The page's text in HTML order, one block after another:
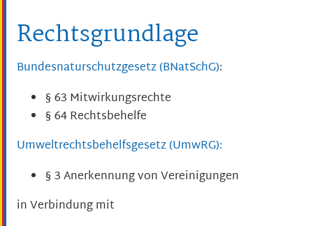
Rechtsgrundlage
Bundesnaturschutzgesetz (BNatSchG):
§ 63 Mitwirkungsrechte
§ 64 Rechtsbehelfe
Umweltrechtsbehelfsgesetz (UmwRG):
§ 3 Anerkennung von Vereinigungen
in Verbindung mit